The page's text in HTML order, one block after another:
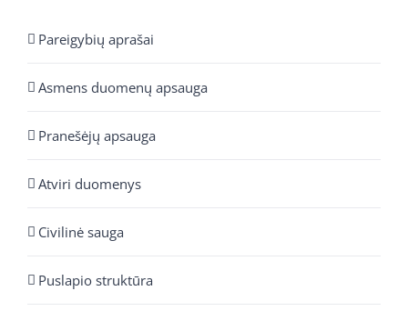
Pareigybių aprašai
Asmens duomenų apsauga
Pranešėjų apsauga
Atviri duomenys
Civilinė sauga
Puslapio struktūra